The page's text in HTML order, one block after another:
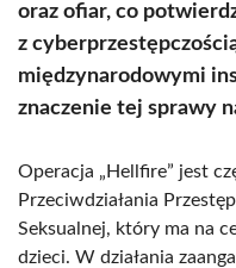
oraz ofiar, co
z
międzynarodowymi
znaczenie tej sprawy
Operacja „Hellfire” jest
Przeciwdziałania
Seksualnej, który ma na
dzieci. W działania